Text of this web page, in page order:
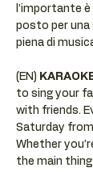
l’importante
posto per una
piena di
(EN)
to sing your
with friends.
Saturday
Whether
the main